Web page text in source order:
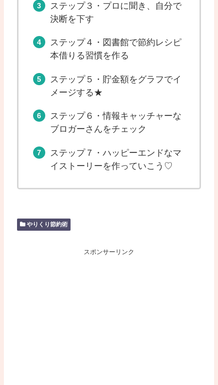
ステップ３・プロに聞き、自分で
決断を下す
ステップ４・図書館で節約レシピ
本借りる習慣を作る
ステップ５・貯金額をグラフでイ
メージする★
ステップ６・情報キャッチャーな
ブロガーさんをチェック
ステップ７・ハッピーエンドなマ
イストーリーを作っていこう♡
やりくり節約術
スポンサーリンク